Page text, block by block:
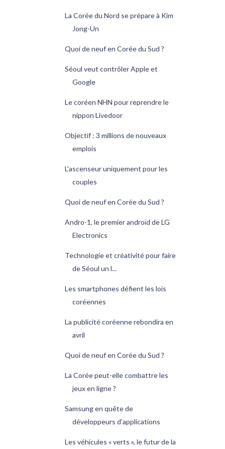
La Corée du Nord se prépare à Kim
Jong-Un
Quoi de neuf en Corée du Sud ?
Séoul veut contrôler Apple et
Google
Le coréen NHN pour reprendre le
nippon Livedoor
Objectif : 3 millions de nouveaux
emplois
L'ascenseur uniquement pour les
couples
Quoi de neuf en Corée du Sud ?
Andro-1, le premier androïd de LG
Electronics
Technologie et créativité pour faire
de Séoul un l...
Les smartphones défient les lois
coréennes
La publicité coréenne rebondira en
avril
Quoi de neuf en Corée du Sud ?
La Corée peut-elle combattre les
jeux en ligne ?
Samsung en quête de
développeurs d’applications
Les véhicules « verts », le futur de la